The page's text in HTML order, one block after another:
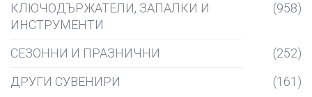
КЛЮЧОДЪРЖАТЕЛИ, ЗАПАЛКИ И
ИНСТРУМЕНТИ
(958)
СЕЗОННИ И ПРАЗНИЧНИ
(252)
ДРУГИ СУВЕНИРИ
(161)